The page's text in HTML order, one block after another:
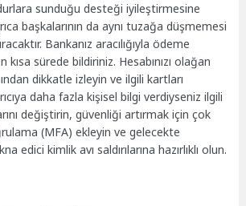
sunduğu desteği iyileştirmesine
başkalarının da aynı tuzağa düşmemesi
Bankanız aracılığıyla ödeme
kısa sürede bildiriniz. Hesabınızı olağan
dikkatle izleyin ve ilgili kartları
daha fazla kişisel bilgi verdiyseniz ilgili
değiştirin, güvenliği artırmak için çok
(MFA) ekleyin ve gelecekte
edici kimlik avı saldırılarına hazırlıklı olun.